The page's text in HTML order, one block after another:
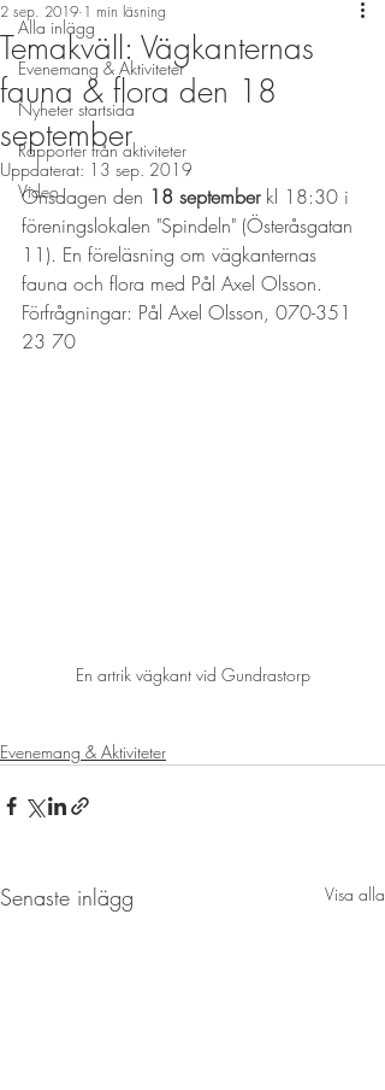
Alla inlägg
Evenemang & Aktiviteter
Nyheter startsida
Rapporter från aktiviteter
Video
Temakväll: Vägkanternas
fauna & flora den 18
september
2 sep. 2019 1 min läsning
Uppdaterat: 13 sep. 2019
Onsdagen den 18 september kl 18:30 i
föreningslokalen "Spindeln" (Österåsgatan
11). En föreläsning om vägkanternas
fauna och flora med Pål Axel Olsson.
Förfrågningar: Pål Axel Olsson, 070-351
23 70
En artrik vägkant vid Gundrastorp
Evenemang & Aktiviteter
Senaste inlägg Visa alla